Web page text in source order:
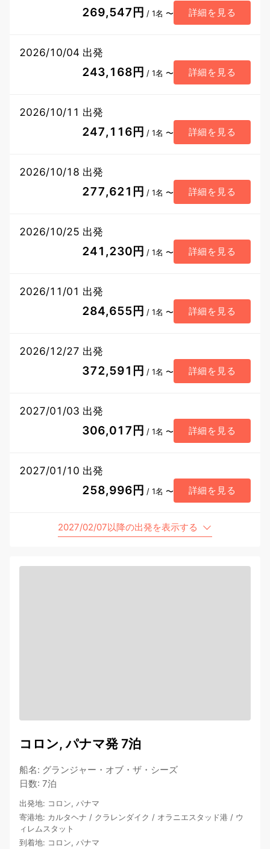
269,547円 / 1名 〜 詳細を見る
2026/10/04 出発
243,168円 / 1名 〜 詳細を見る
2026/10/11 出発
247,116円 / 1名 〜 詳細を見る
2026/10/18 出発
277,621円 / 1名 〜 詳細を見る
2026/10/25 出発
241,230円 / 1名 〜 詳細を見る
2026/11/01 出発
284,655円 / 1名 〜 詳細を見る
2026/12/27 出発
372,591円 / 1名 〜 詳細を見る
2027/01/03 出発
306,017円 / 1名 〜 詳細を見る
2027/01/10 出発
258,996円 / 1名 〜 詳細を見る
2027/02/07以降の出発を表示する
コロン, パナマ発 7泊
船名: グランジャー・オブ・ザ・シーズ
日数: 7泊
出発地: コロン, パナマ
寄港地: カルタヘナ / クラレンダイク / オラニエスタッド港 / ウ
ィレムスタット
到着地: コロン, パナマ